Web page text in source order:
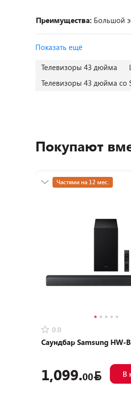
Преимущества: Большой
Показать ещё
Телевизоры 43 дюйма
Телевизоры 43 дюйма со
Покупают
Частями на 12 мес.
0.0
Саундбар Samsung HW-
1,099.00 В